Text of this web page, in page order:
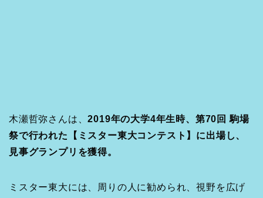
木瀬哲弥さんは、2019年の大学4年生時、第70回 駒場
祭で行われた【ミスター東大コンテスト】に出場し、
見事グランプリを獲得。
ミスター東大には、周りの人に勧められ、視野を広げ